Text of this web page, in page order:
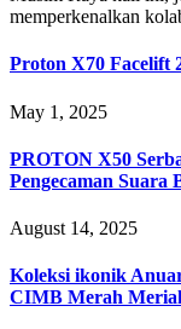
memperkenalkan
Proton X70 Facelift
May 1, 2025
PROTON X50
Pengecaman Suara
August 14, 2025
Koleksi ikonik
CIMB Merah